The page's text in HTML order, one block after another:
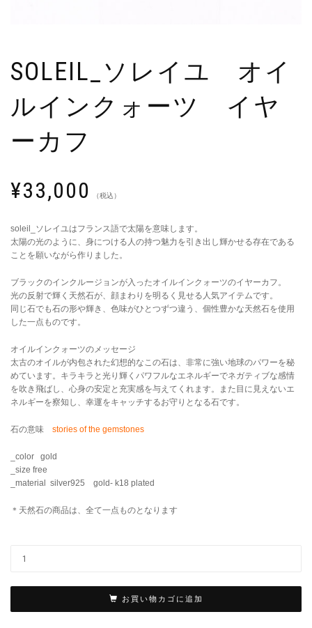
SOLEIL_ソレイユ オイ
ルインクォーツ イヤ
ーカフ
¥33,000 （税込）
soleil_ソレイユはフランス語で太陽を意味します。
太陽の光のように、身につける人の持つ魅力を引き出し輝かせる存在である
ことを願いながら作りました。
ブラックのインクルージョンが入ったオイルインクォーツのイヤーカフ。
光の反射で輝く天然石が、顔まわりを明るく見せる人気アイテムです。
同じ石でも石の形や輝き、色味がひとつずつ違う、個性豊かな天然石を使用
した一点ものです。
オイルインクォーツのメッセージ
太古のオイルが内包された幻想的なこの石は、非常に強い地球のパワーを秘
めています。キラキラと光り輝くパワフルなエネルギーでネガティブな感情
を吹き飛ばし、心身の安定と充実感を与えてくれます。また目に見えないエ
ネルギーを察知し、幸運をキャッチするお守りとなる石です。
石の意味 stories of the gemstones
_color gold
_size free
_material silver925 gold- k18 plated
＊天然石の商品は、全て一点ものとなります
お買い物カゴに追加